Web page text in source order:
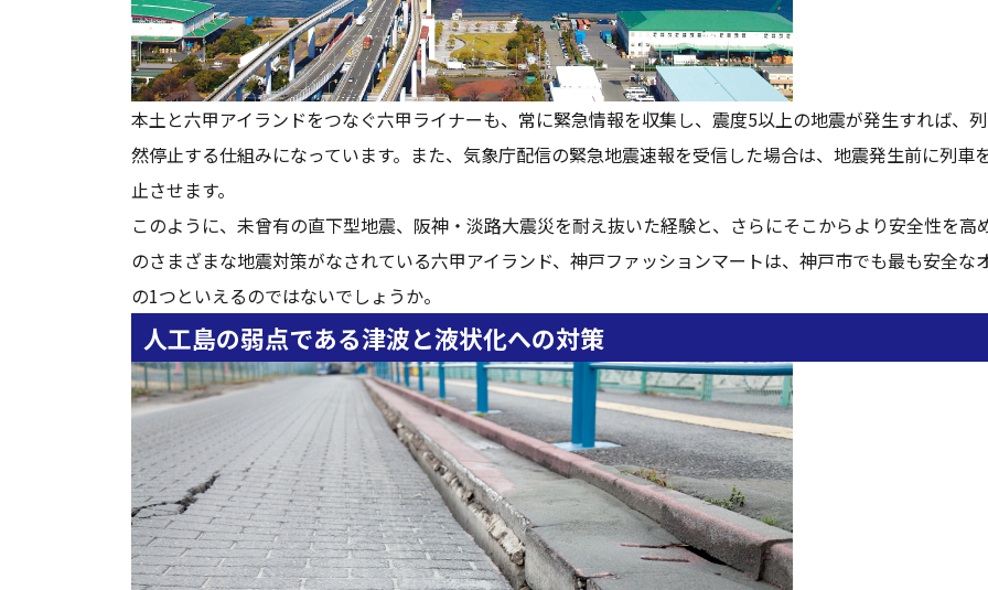
本土と六甲アイランドをつなぐ六甲ライナーも、常に緊急情報を収集し、震度5以上の地震が発生すれば、
然停止する仕組みになっています。また、気象庁配信の緊急地震速報を受信した場合は、地震発生前に列車
止させます。
このように、未曾有の直下型地震、阪神・淡路大震災を耐え抜いた経験と、さらにそこからより安全性を高
のさまざまな地震対策がなされている六甲アイランド、神戸ファッションマートは、神戸市でも最も安全な
の1つといえるのではないでしょうか。
人工島の弱点である津波と液状化への対策